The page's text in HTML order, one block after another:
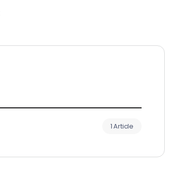
1 Article